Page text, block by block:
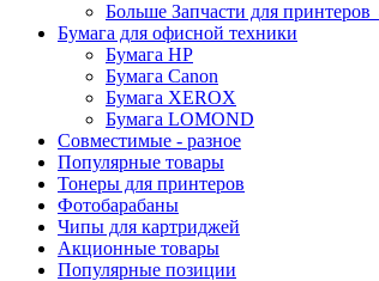
Больше Запчасти для принтеров
Бумага для офисной техники
Бумага HP
Бумага Canon
Бумага XEROX
Бумага LOMOND
Совместимые - разное
Популярные товары
Тонеры для принтеров
Фотобарабаны
Чипы для картриджей
Акционные товары
Популярные позиции